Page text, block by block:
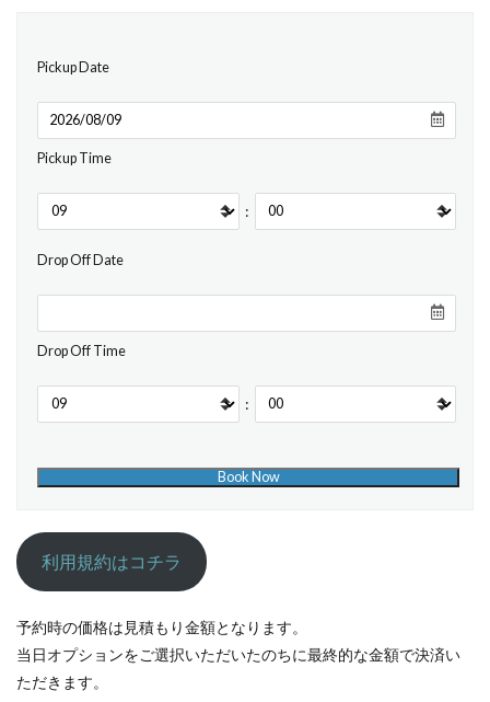
Pickup Date
Pickup Time
:
Drop Off Date
Drop Off Time
:
利用規約はコチラ
予約時の価格は見積もり金額となります。
当日オプションをご選択いただいたのちに最終的な金額で決済い
ただきます。